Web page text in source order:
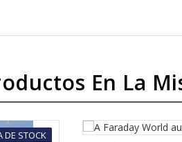
En La
DE STOCK